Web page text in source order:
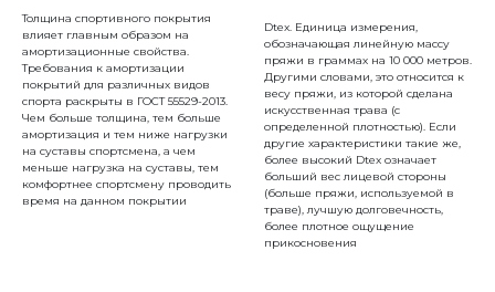
Толщина спортивного покрытия
влияет главным образом на
амортизационные свойства.
Требования к амортизации
покрытий для различных видов
спорта раскрыты в ГОСТ 55529-2013.
Чем больше толщина, тем больше
амортизация и тем ниже нагрузки
на суставы спортсмена, а чем
меньше нагрузка на суставы, тем
комфортнее спортсмену проводить
время на данном покрытии
Dtex. Единица измерения,
обозначающая линейную массу
пряжи в граммах на 10 000 метров.
Другими словами, это относится к
весу пряжи, из которой сделана
искусственная трава (с
определенной плотностью). Если
другие характеристики такие же,
более высокий Dtex означает
больший вес лицевой стороны
(больше пряжи, используемой в
траве), лучшую долговечность,
более плотное ощущение
прикосновения